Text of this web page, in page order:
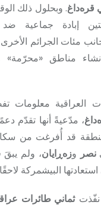
قره‌داغ. وبحلول ذلك
إبادة جماعية
مئات الجرائم
مناطق
العراقية معلومات
، مدّعيةً أنها تقدّم
نصر وزەڕايان، ولم
البيشمركة
ثماني طائرات